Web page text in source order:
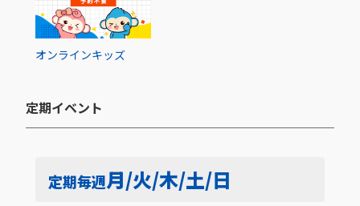
オンラインキッズ
定期イベント​
定期毎週月/火/木/土/日